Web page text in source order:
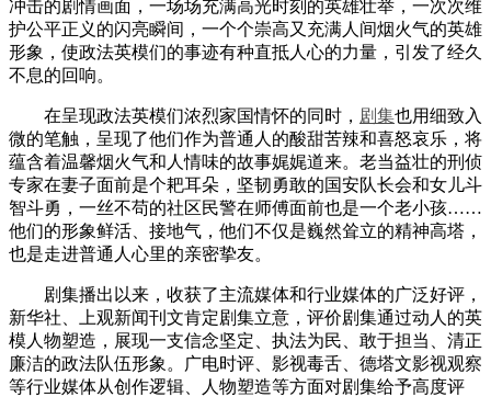
冲击的剧情画面，一场场充满高光时刻的英雄壮举，一次次维
护公平正义的闪亮瞬间，一个个崇高又充满人间烟火气的英雄
形象，使政法英模们的事迹有种直抵人心的力量，引发了经久
不息的回响。
在呈现政法英模们浓烈家国情怀的同时， 剧集也用细致入
微的笔触，呈现了他们作为普通人的酸甜苦辣和喜怒哀乐，将
蕴含着温馨烟火气和人情味的故事娓娓道来。老当益壮的刑侦
专家在妻子面前是个耙耳朵，坚韧勇敢的国安队长会和女儿斗
智斗勇，一丝不苟的社区民警在师傅面前也是一个老小孩……
他们的形象鲜活、接地气，他们不仅是巍然耸立的精神高塔，
也是走进普通人心里的亲密挚友。
剧集播出以来，收获了主流媒体和行业媒体的广泛好评，
新华社、上观新闻刊文肯定剧集立意，评价剧集通过动人的英
模人物塑造，展现一支信念坚定、执法为民、敢于担当、清正
廉洁的政法队伍形象。广电时评、影视毒舌、德塔文影视观察
等行业媒体从创作逻辑、人物塑造等方面对剧集给予高度评